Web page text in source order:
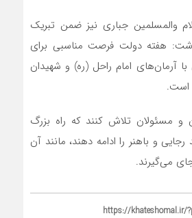
والمسلمین جباری نیز ضمن تبریک
هفته دولت فرصت مناسبی برای
آرمان‌های امام راحل (ره) و شهیدان
است.
و مسئولان تلاش کنند که راه بزرگ
و باهنر را ادامه دهند، مانند آن
می‌گیرند.
https://khateshomal.ir/